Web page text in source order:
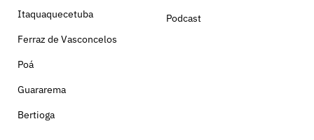
Itaquaquecetuba
Ferraz de Vasconcelos
Poá
Guararema
Bertioga
Podcast